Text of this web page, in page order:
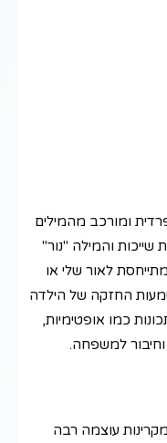
ומורכב מהמילים
שייכות והמילה "נור"
לאור שלי או
החזקה של הילדה
כמו אופטימיות,
למשפחה.
עוצמה רבה